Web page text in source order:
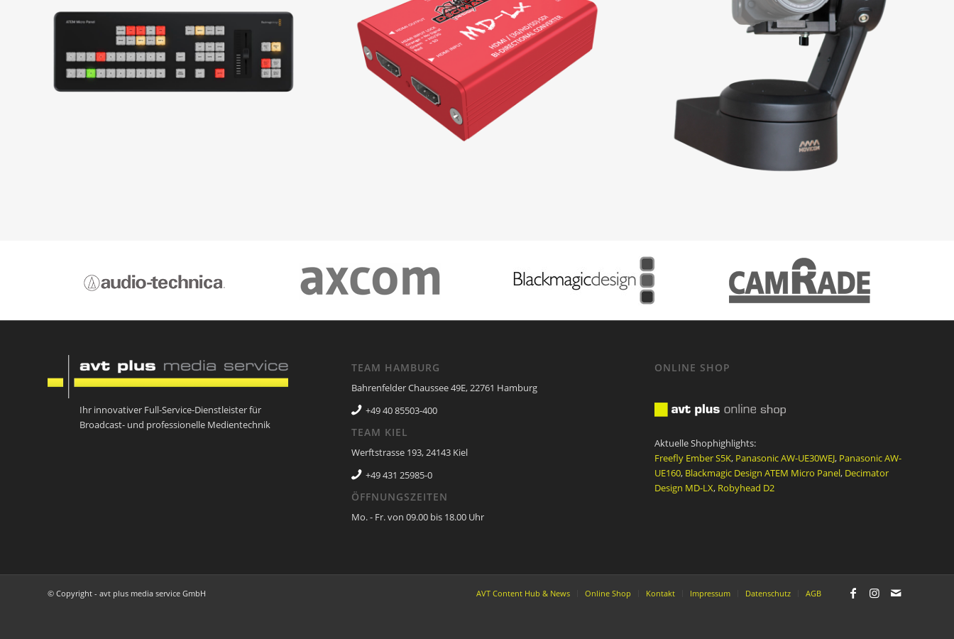
Ihr innovativer Full-Service-Dienstleister für
Broadcast- und professionelle Medientechnik
TEAM HAMBURG
Bahrenfelder Chaussee 49E, 22761 Hamburg
+49 40 85503-400
TEAM KIEL
Werftstrasse 193, 24143 Kiel
+49 431 25985-0
ÖFFNUNGSZEITEN
Mo. - Fr. von 09.00 bis 18.00 Uhr
ONLINE SHOP
Aktuelle Shophighlights:
Freefly Ember S5K, Panasonic AW-UE30WEJ, Panasonic AW-
UE160, Blackmagic Design ATEM Micro Panel, Decimator
Design MD-LX, Robyhead D2
© Copyright - avt plus media service GmbH AVT Content Hub & News Online Shop Kontakt Impressum Datenschutz AGB